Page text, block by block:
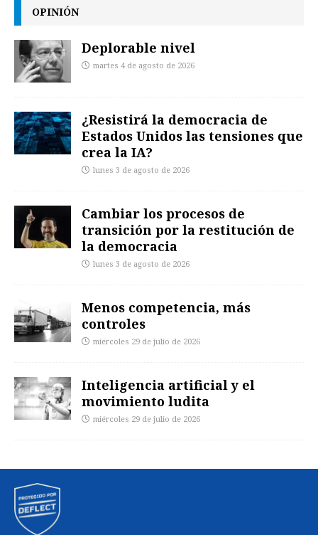
OPINIÓN
Deplorable nivel
martes 4 de agosto de 2026
¿Resistirá la democracia de
Estados Unidos las tensiones que
crea la IA?
lunes 3 de agosto de 2026
Cambiar los procesos de
transición por la restitución de
la democracia
lunes 3 de agosto de 2026
Menos competencia, más
controles
miércoles 29 de julio de 2026
Inteligencia artificial y el
movimiento ludita
miércoles 29 de julio de 2026